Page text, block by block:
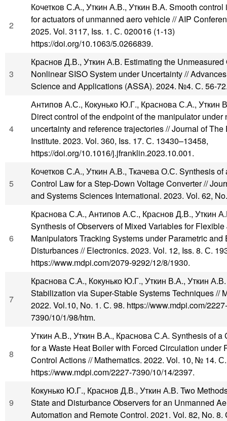
2
Кочетков С.А., Уткин А.В., Уткин В.А. Smooth
for actuators of unmanned aero vehicle // AIP
2025. Vol. 3117, Iss. 1. С. 020016 (1-13)
https://doi.org/10.1063/5.0266839.
3
Краснов Д.В., Уткин А.В. Estimating the Unmeasured
Nonlinear SISO System under Uncertainty //
Science and Applications (ASSA). 2024. №4. С. 56-
4
Антипов А.С., Кокунько Ю.Г., Краснова С.А., Уткин
Direct control of the endpoint of the manipulator under
uncertainty and reference trajectories // Journal of The
Institute. 2023. Vol. 360, Iss. 17. С. 13430–13458,
https://doi.org/10.1016/j.jfranklin.2023.10.001.
5
Кочетков С.А., Уткин А.В., Ткачева О.С. Synthesis
Control Law for a Step-Down Voltage Converter //
and Systems Sciences International. 2023. Vol. 62,
6
Краснова С.А., Антипов А.С., Краснов Д.В., Уткин
Synthesis of Observers of Mixed Variables for Flexible
Manipulators Tracking Systems under Parametric and
Disturbances // Electronics. 2023. Vol. 12, Iss. 8. С.
https://www.mdpi.com/2079-9292/12/8/1930.
7
Краснова С.А., Кокунько Ю.Г., Уткин В.А., Уткин
Stabilization via Super-Stable Systems Techniques //
2022. Vol.10, No. 1. С. 98. https://www.mdpi.com/2227-
7390/10/1/98/htm.
8
Уткин А.В., Уткин В.А., Краснова С.А. Synthesis of a
for a Waste Heat Boiler with Forced Circulation under
Control Actions // Mathematics. 2022. Vol. 10, № 14. С.
https://www.mdpi.com/2227-7390/10/14/2397.
9
Кокунько Ю.Г., Краснов Д.В., Уткин А.В. Two
State and Disturbance Observers for an Unmanned
Automation and Remote Control. 2021. Vol. 82, No.